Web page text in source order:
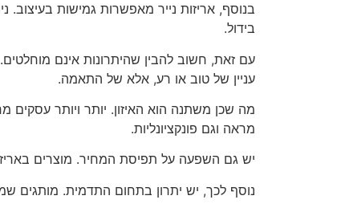
בנוסף, אריזות נייר מאפשרות גמישות בעיצוב.
בידול.
עם זאת, חשוב להבין שהיתרונות אינם מוחלטים.
עניין של טוב או רע, אלא של התאמה.
מה שכן משתנה הוא האיזון. יותר ויותר
מראה וגם פונקציונליות.
יש גם השפעה על תפיסת המחיר. מוצרים
נוסף לכך, יש יתרון בתחום התדמית. מותגים